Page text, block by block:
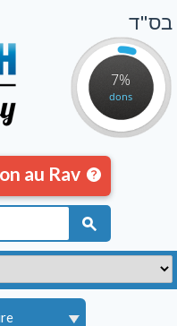
7%
dons
בס"ד
au Rav